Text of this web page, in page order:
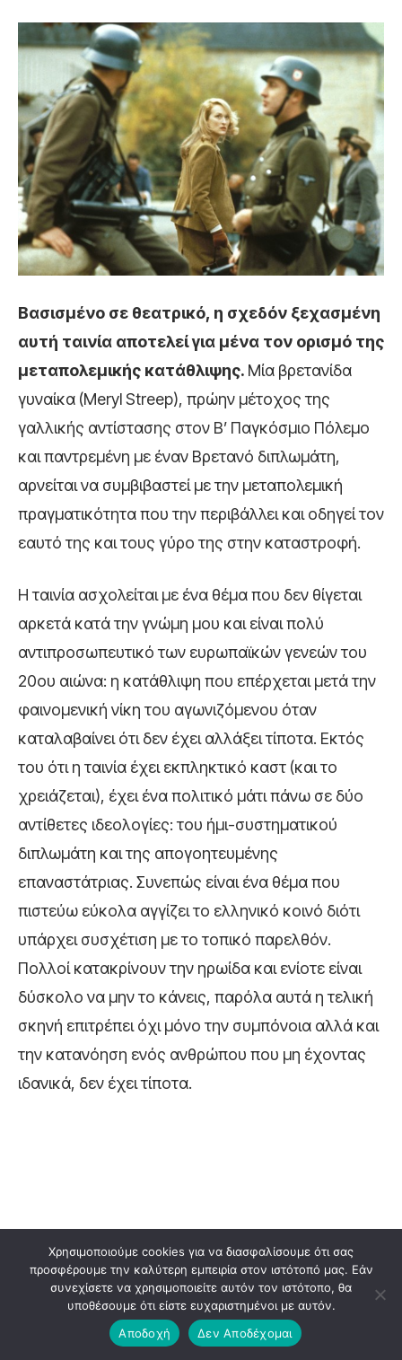
Βασισμένο σε θεατρικό, η σχεδόν ξεχασμένη
αυτή ταινία αποτελεί για μένα τον ορισμό της
μεταπολεμικής κατάθλιψης. Μία βρετανίδα
γυναίκα (Meryl Streep), πρώην μέτοχος της
γαλλικής αντίστασης στον Β’ Παγκόσμιο Πόλεμο
και παντρεμένη με έναν Βρετανό διπλωμάτη,
αρνείται να συμβιβαστεί με την μεταπολεμική
πραγματικότητα που την περιβάλλει και οδηγεί τον
εαυτό της και τους γύρο της στην καταστροφή.
Η ταινία ασχολείται με ένα θέμα που δεν θίγεται
αρκετά κατά την γνώμη μου και είναι πολύ
αντιπροσωπευτικό των ευρωπαϊκών γενεών του
20ου αιώνα: η κατάθλιψη που επέρχεται μετά την
φαινομενική νίκη του αγωνιζόμενου όταν
καταλαβαίνει ότι δεν έχει αλλάξει τίποτα. Εκτός
του ότι η ταινία έχει εκπληκτικό καστ (και το
χρειάζεται), έχει ένα πολιτικό μάτι πάνω σε δύο
αντίθετες ιδεολογίες: του ήμι-συστηματικού
διπλωμάτη και της απογοητευμένης
επαναστάτριας. Συνεπώς είναι ένα θέμα που
πιστεύω εύκολα αγγίζει το ελληνικό κοινό διότι
υπάρχει συσχέτιση με το τοπικό παρελθόν.
Πολλοί κατακρίνουν την ηρωίδα και ενίοτε είναι
δύσκολο να μην το κάνεις, παρόλα αυτά η τελική
σκηνή επιτρέπει όχι μόνο την συμπόνοια αλλά και
την κατανόηση ενός ανθρώπου που μη έχοντας
ιδανικά, δεν έχει τίποτα.
Ανακαλύψτε περισσότερα άρθρα στα
αποτελέσματα αναζήτησης.
Χρησιμοποιούμε cookies για να διασφαλίσουμε ότι σας
προσφέρουμε την καλύτερη εμπειρία στον ιστότοπό μας. Εάν
συνεχίσετε να χρησιμοποιείτε αυτόν τον ιστότοπο, θα
υποθέσουμε ότι είστε ευχαριστημένοι με αυτόν.
Αποδοχή
Δεν Αποδέχομαι